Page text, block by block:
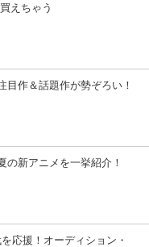
えちゃう
目作＆話題作が勢ぞろい！
の新アニメを一挙紹介！
応援！オーディション・